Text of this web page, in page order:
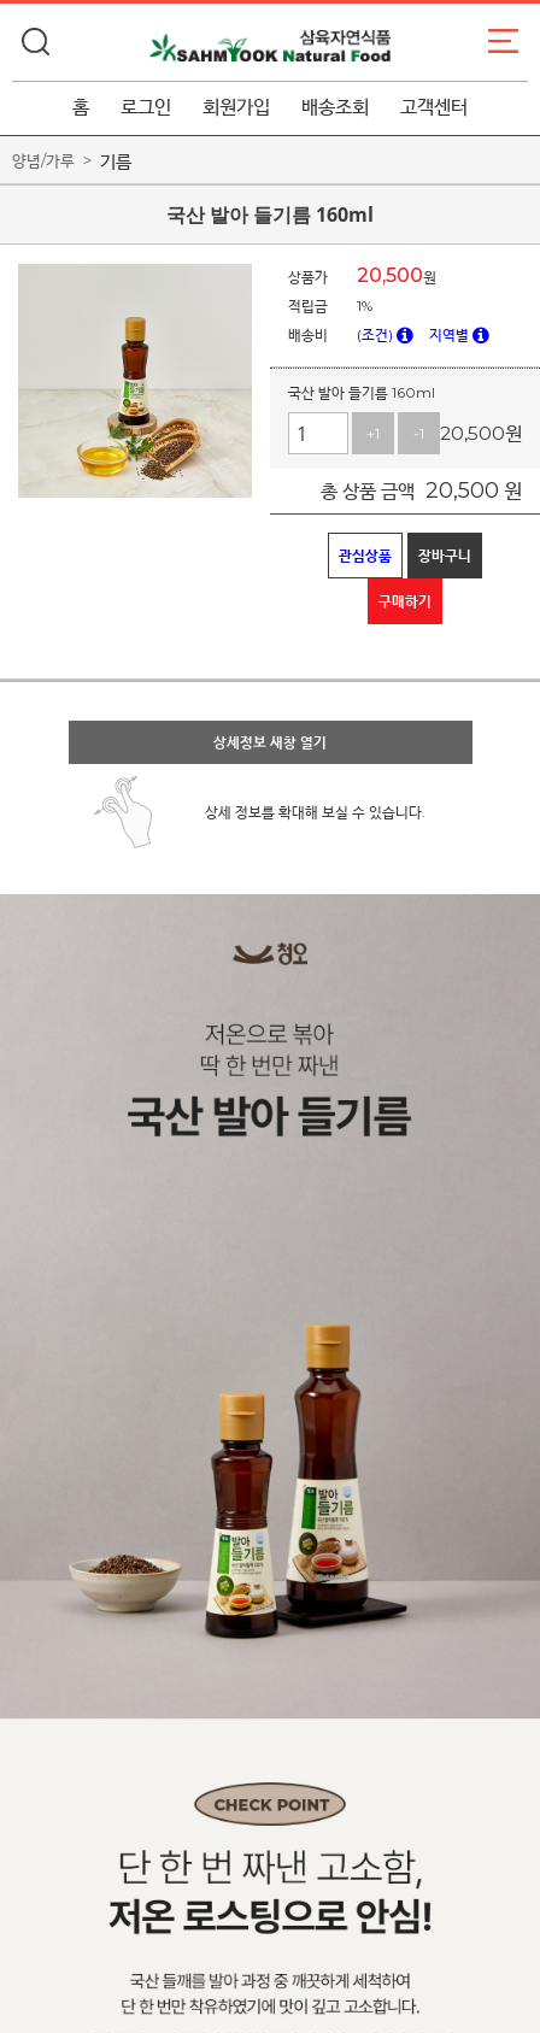
홈 로그인 회원가입 배송조회 고객센터
양념/가루 기름
국산 발아 들기름 160ml
상품가 20,500원
적립금
1%
배송비
(조건) 지역별
국산 발아 들기름 160ml
+1 -1 20,500원
총 상품 금액 20,500 원
관심상품 장바구니
구매하기
상세정보 새창 열기
상세 정보를 확대해 보실 수 있습니다.